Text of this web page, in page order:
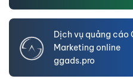
Dịch vụ quảng cáo
Marketing online
ggads.pro